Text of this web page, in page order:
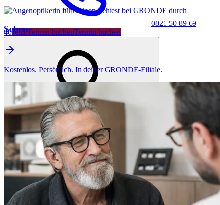
0821 50 89 69
40Jetzt Termin buchenTermin buchen
Sehen
Kostenlos. Persönlich. In deiner GRONDE-Filiale.